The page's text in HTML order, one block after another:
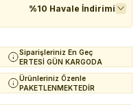
%10 Havale İndirimi
Siparişleriniz En Geç
ERTESİ GÜN KARGODA
Ürünleriniz Özenle
PAKETLENMEKTEDİR